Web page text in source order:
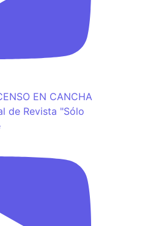
EN CANCHA
de Revista "Sólo